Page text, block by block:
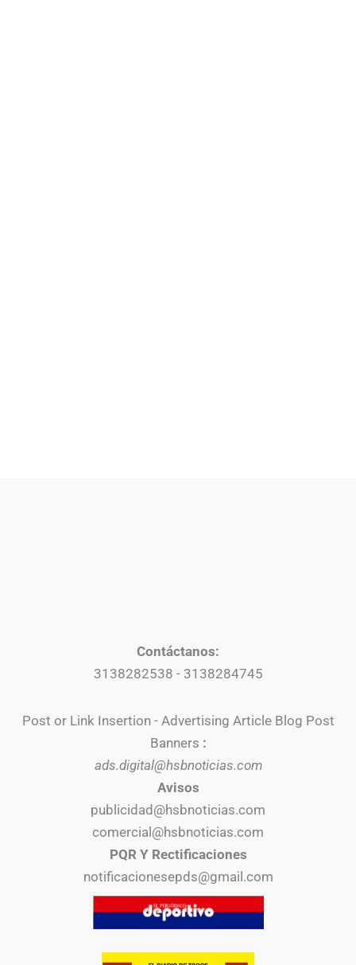
Contáctanos:
3138282538 - 3138284745
Post or Link Insertion - Advertising Article Blog Post
Banners :
ads.digital@hsbnoticias.com
Avisos
publicidad@hsbnoticias.com
comercial@hsbnoticias.com
PQR Y Rectificaciones
notificacionesepds@gmail.com